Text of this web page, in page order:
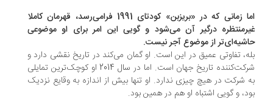
اما زمانی که در «بریزبن» کودتای 1991 فرامی‌رسد، قهرمان کاملا
درگیر آن می‌شود و گویی این امر برای او موضوعی
از موضوع آجر نیست.
تفاوتی عمیق در این است. او گمان می‌کند در تاریخ نقشی دارد و
شرکت‌کننده تاریخ جهان است. اما در سال 2014 او کوچک‌ترین تمایلی
شرکت در هیچ چیزی ندارد. او تنها بیش از اندازه به وقایع نزدیک
و گویی اشتباه او هم در همین بود.